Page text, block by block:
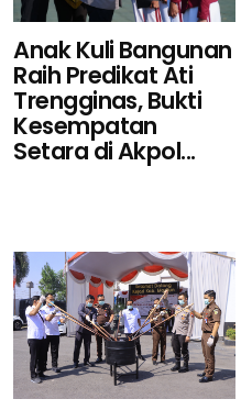
Anak Kuli Bangunan
Raih Predikat Ati
Trengginas, Bukti
Kesempatan
Setara di Akpol...